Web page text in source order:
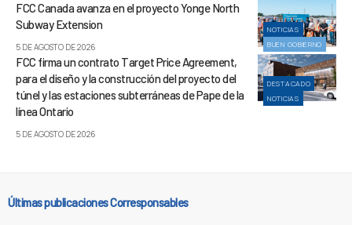
NOTICIAS
BUEN GOBIERNO
FCC Canada avanza en el proyecto Yonge North
Subway Extension
5 DE AGOSTO DE 2026
DESTACADO
NOTICIAS
FCC firma un contrato Target Price Agreement,
para el diseño y la construcción del proyecto del
túnel y las estaciones subterráneas de Pape de la
línea Ontario
5 DE AGOSTO DE 2026
Últimas publicaciones Corresponsables